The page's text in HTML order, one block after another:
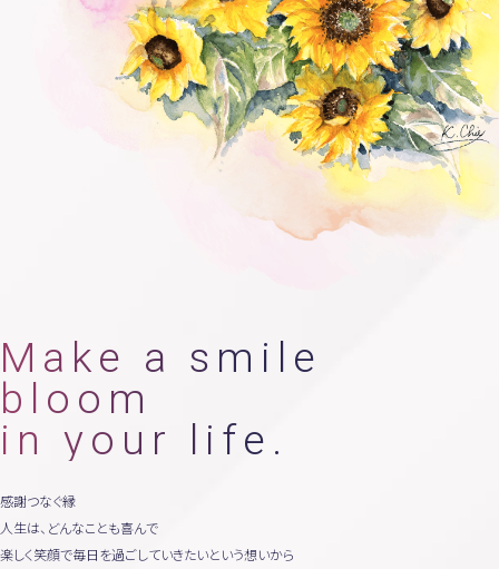
Make a smile
bloom
in your life.
感謝つなぐ縁
人生は、どんなことも喜んで
楽しく笑顔で毎日を過ごしていきたいという想いから